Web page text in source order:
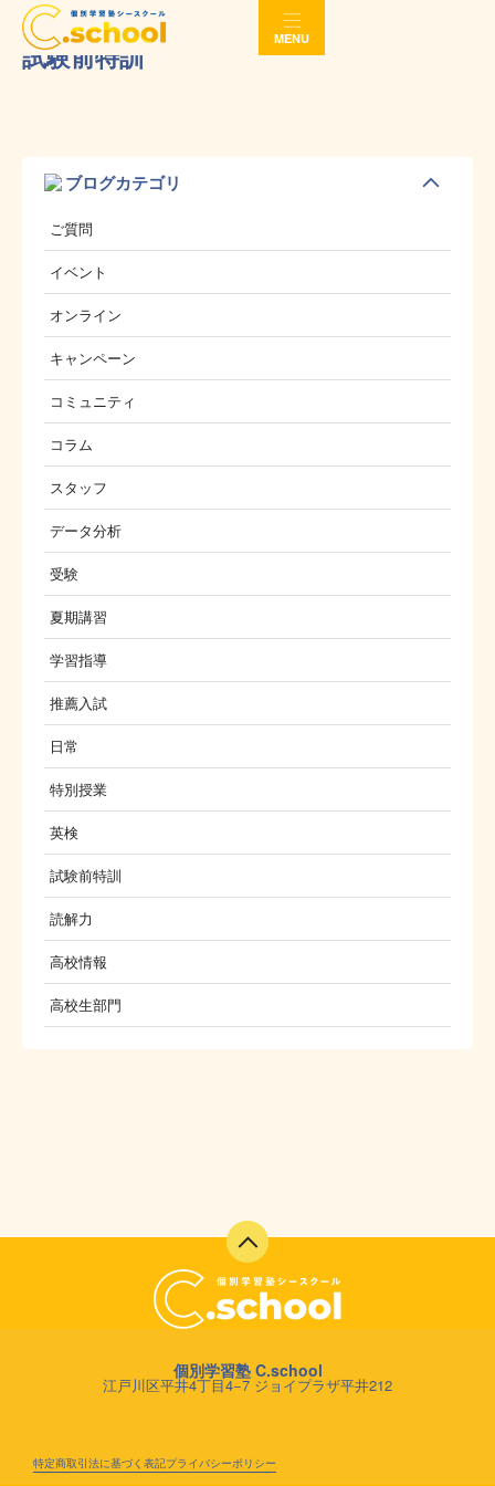
MENU
試験前特訓
ブログカテゴリ
ご質問
イベント
オンライン
キャンペーン
コミュニティ
コラム
スタッフ
データ分析
受験
夏期講習
学習指導
推薦入試
日常
特別授業
英検
試験前特訓
読解力
高校情報
高校生部門
個別学習塾 C.school
江戸川区平井4丁目4−7 ジョイプラザ平井212
特定商取引法に基づく表記プライバシーポリシー